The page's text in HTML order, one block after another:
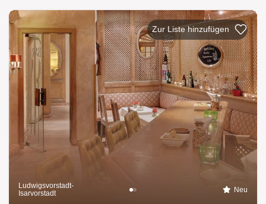
Ludwigsvorstadt-
Isarvorstadt
Neu